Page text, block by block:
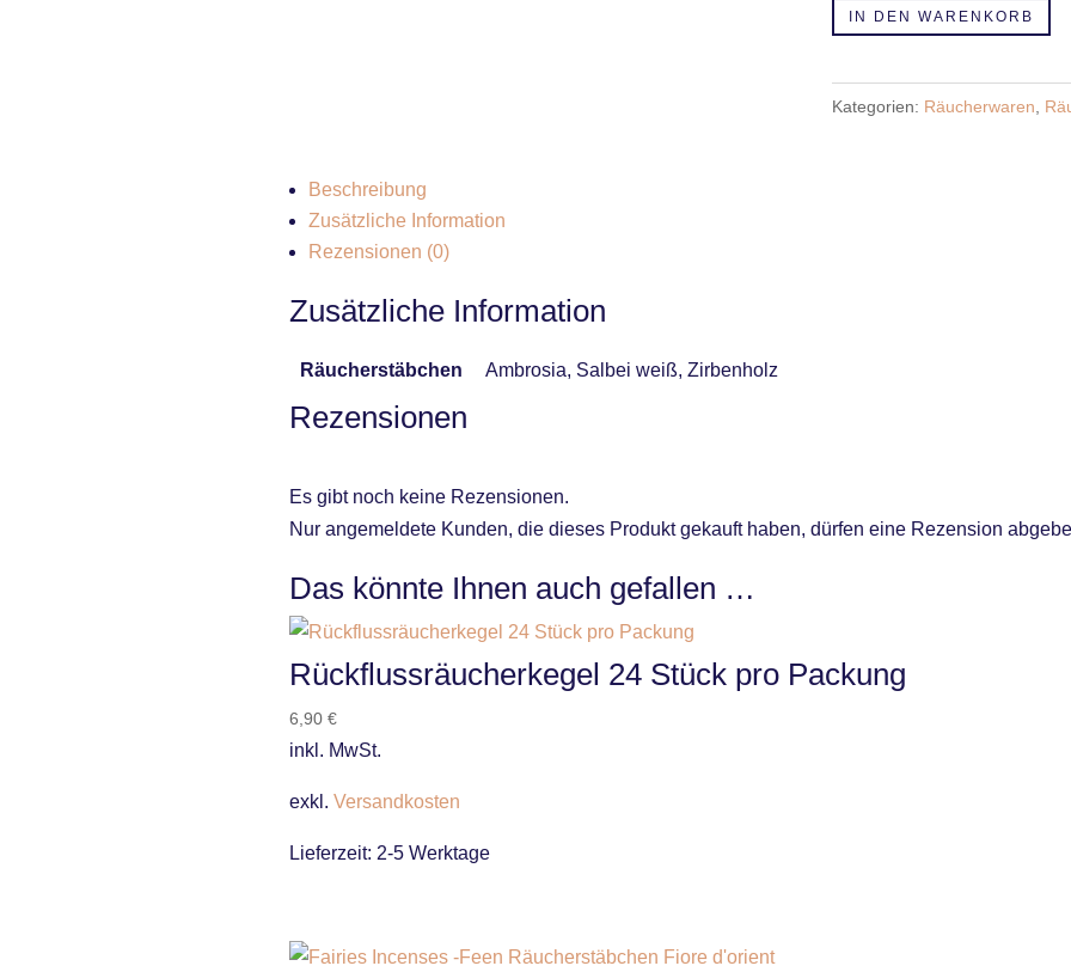
Menge
IN DEN WARENKORB
Kategorien: Räucherwaren
Beschreibung
Zusätzliche Information
Rezensionen (0)
Zusätzliche Information
Räucherstäbchen Ambrosia, Salbei weiß, Zirbenholz
Rezensionen
Es gibt noch keine Rezensionen.
Nur angemeldete Kunden, die dieses Produkt gekauft haben, dürfen eine Rezension
Das könnte Ihnen auch gefallen …
Rückflussräucherkegel 24 Stück pro Packung
6,90 €
inkl. MwSt.
exkl. Versandkosten
Lieferzeit: 2-5 Werktage